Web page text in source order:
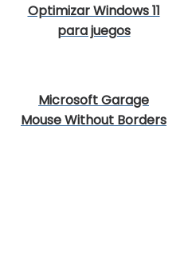
Optimizar Windows 11
para juegos
Microsoft Garage
Mouse Without Borders